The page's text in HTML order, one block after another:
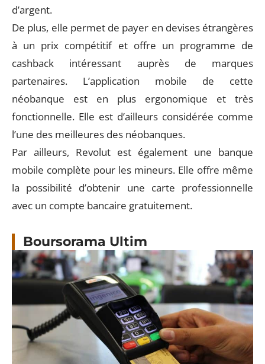
d’argent.
De plus, elle permet de payer en devises étrangères
à un prix compétitif et offre un programme de
cashback intéressant auprès de marques
partenaires. L’application mobile de cette
néobanque est en plus ergonomique et très
fonctionnelle. Elle est d’ailleurs considérée comme
l’une des meilleures des néobanques.
Par ailleurs, Revolut est également une banque
mobile complète pour les mineurs. Elle offre même
la possibilité d’obtenir une carte professionnelle
avec un compte bancaire gratuitement.
Boursorama Ultim